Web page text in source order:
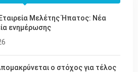
Εταιρεία Μελέτης Ήπατος: Νέα
ενημέρωσης
ο στόχος για τέλος